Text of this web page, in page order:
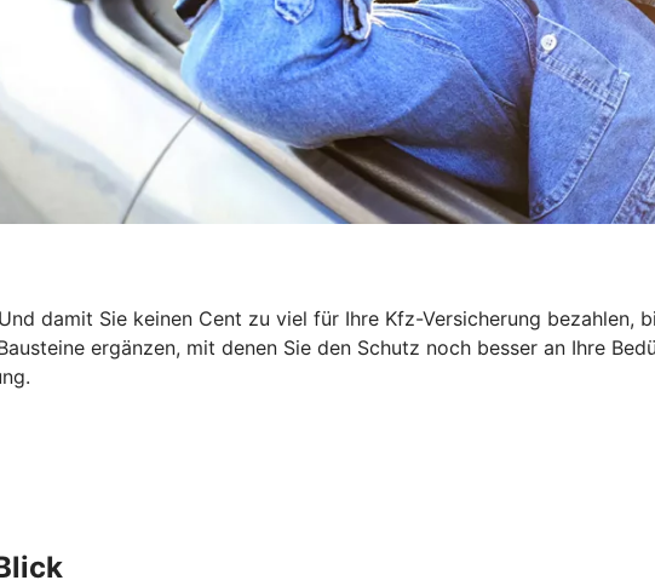
damit Sie keinen Cent zu viel für Ihre Kfz-Versicherung bezahlen,
ergänzen, mit denen Sie den Schutz noch besser an Ihre